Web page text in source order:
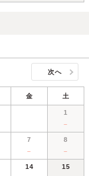
次へ
金 土
1
－
7
－
8
－
14 15